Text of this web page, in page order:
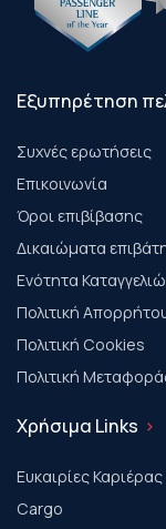
Εξυπηρέτηση
Συχνές ερωτήσεις
Επικοινωνία
Όροι επιβίβασης
Δικαιώματα
Ενότητα
Πολιτική
Πολιτική Cookies
Πολιτική
Χρήσιμα Links
Ευκαιρίες Καριέρας
Cargo